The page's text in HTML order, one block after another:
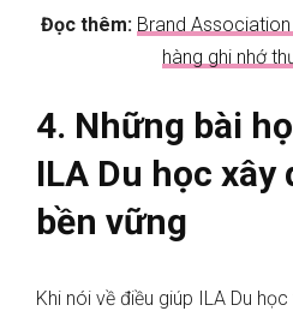
Đọc thêm: Brand
hàng ghi nhớ
4. Những bài
ILA Du học
bền vững
Khi nói về điều giúp ILA Du